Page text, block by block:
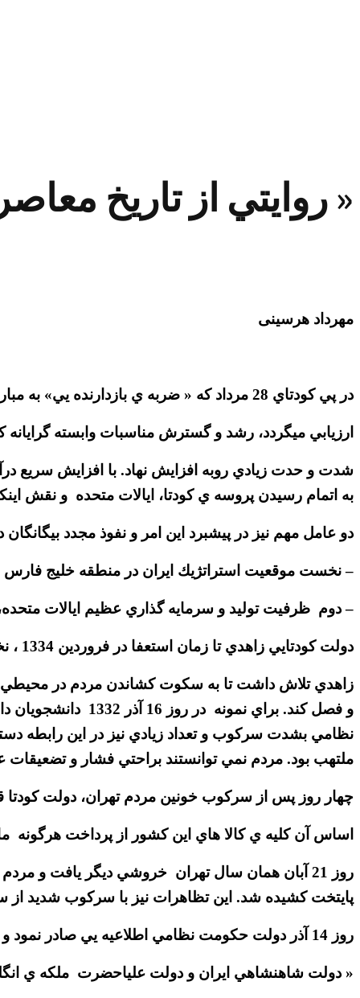
« روايتي از تاريخ
مهرداد هرسینی
در پي كودتاي 28 مرداد كه « ضربه ي بازدارنده يي» به مبارزات آزاديخواهانه و استقلال طلبانه ي مردم ايران
ارزيابي ميگردد، رشد و گسترش مناسبات وابسته
شدت و حدت زيادي روبه افزايش نهاد. با افزايش سريع
به اتمام رسيدن پروسه ي كودتا، ايالات متحده و نقش
دو عامل مهم نيز در پيشبرد اين امر و نفوذ مجدد
– نخست موقعيت استراتژيك ايران در منطقه خليج فارس
– دوم ظرفيت توليد و سرمايه گذاري عظيم ايالات
دولت كودتايي زاهدي تا زمان استعفا در فروردين 1334 ، نخستين هدف خود را بر كنترل سياسي كشور قرار داده بود.
زاهدي تلاش داشت تا به سكوت كشاندن مردم در محيطي
و فصل كند. براي
نظامي بشدت سركوب و تعداد زيادي نيز در اين
ملتهب بود. مردم نمي توانستند براحتي فشار و تضعيقات
چهار روز پس از سركوب خونين مردم تهران، دولت كودتا
اساس آن كليه ي كالا هاي اين كشور از پرداخت هرگونه
روز 21 آبان همان سال تهران خروشي ديگر يافت و
پايتخت كشيده شد. اين تظاهرات نيز با سركوب شديد از
روز 14 آذر دولت حكومت نظامي اطلاعيه يي صادر نمود و اعلام كرد :
« دولت شاهنشاهي ايران و دولت علياحضرت ملكه ي